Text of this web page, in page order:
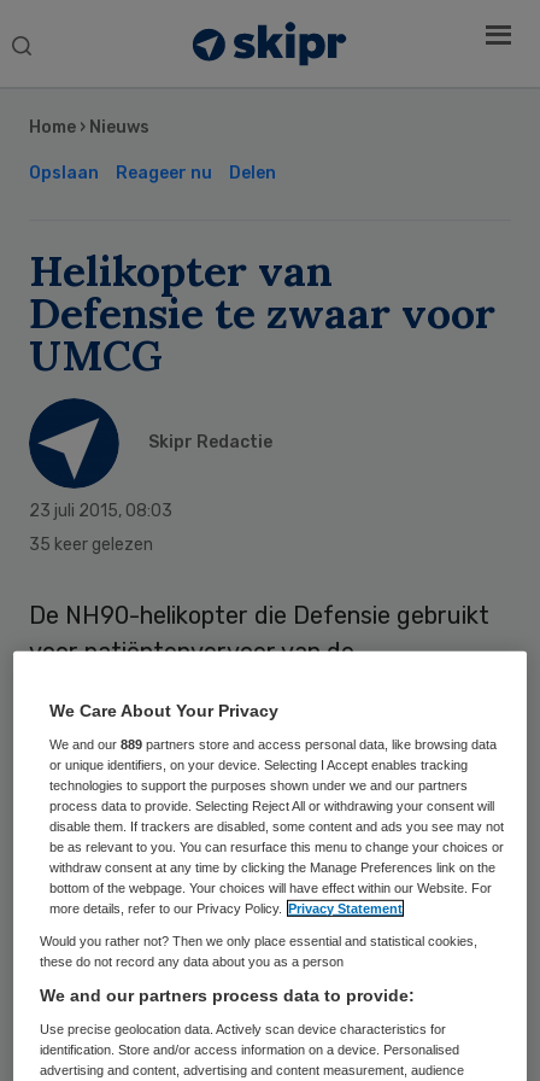
Search
Home › Nieuws
Opslaan Reageer nu Delen
Helikopter van
Defensie te zwaar voor
UMCG
Skipr Redactie
23 juli 2015, 08:03
35 keer gelezen
De NH90-helikopter die Defensie gebruikt
voor patiëntenvervoer van de
niet landen bij het Universitair Medisch
Centrum Groningen (UMCG). De NH90 is te
zwaar voor het helidek van het ziekenhuis,
zegt een woordvoerster van het UMCG
donderdag.
Patiënten die vanaf de Waddeneilanden
naar het UMCG moeten, worden nu eerst
naar de heliplaats van Medisch Centrum
Leeuwarden gebracht of naar Groningen
Airport Eelde. Vanaf daar worden ze per
Sidebar
We Care About Your Privacy
We and our889 partners store and access personal data, like browsing data
or unique identifiers, on your device. Selecting I Accept enables tracking
technologies to support the purposes shown under we and our partners
process data to provide. Selecting Reject All or withdrawing your consent will
disable them. If trackers are disabled, some content and ads you see may not
be as relevant to you. You can resurface this menu to change your choices or
withdraw consent at any time by clicking the Manage Preferences link on the
bottom of the webpage. Your choices will have effect within our Website. For
more details, refer to our Privacy Policy.
Privacy Statement
Would you rather not? Then we only place essential and statistical cookies,
these do not record any data about you as a person
We and our partners process data to provide:
Use precise geolocation data. Actively scan device characteristics for
identification. Store and/or access information on a device. Personalised
advertising and content, advertising and content measurement, audience